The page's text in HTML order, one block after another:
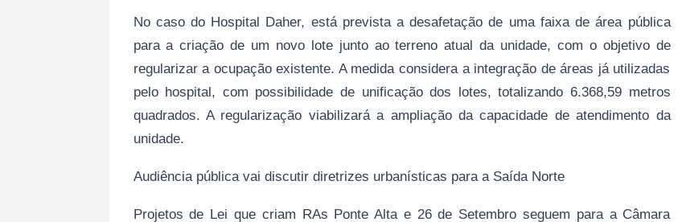
No caso do Hospital Daher, está prevista a desafetação de uma faixa de área pública
para a criação de um novo lote junto ao terreno atual da unidade, com o objetivo de
regularizar a ocupação existente. A medida considera a integração de áreas já utilizadas
pelo hospital, com possibilidade de unificação dos lotes, totalizando 6.368,59 metros
quadrados. A regularização viabilizará a ampliação da capacidade de atendimento da
unidade.
Audiência pública vai discutir diretrizes urbanísticas para a Saída Norte
Projetos de Lei que criam RAs Ponte Alta e 26 de Setembro seguem para a Câmara